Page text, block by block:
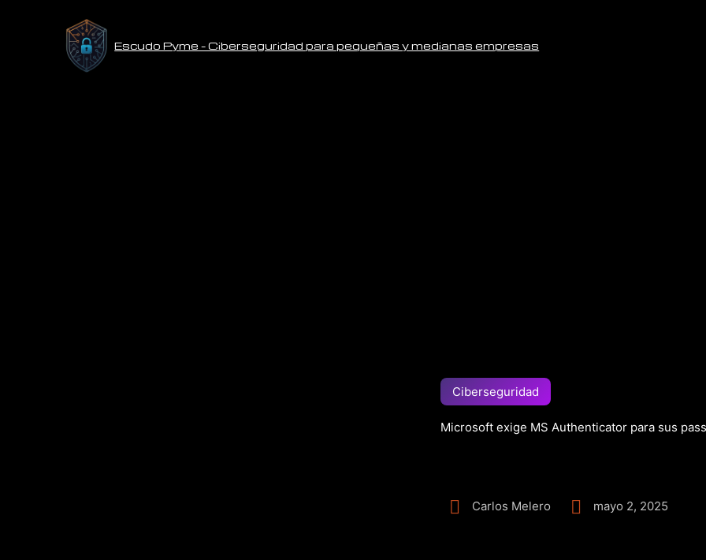
Escudo Pyme – Ciberseguridad para pequeñas y medianas empresas
Ciberseguridad
Microsoft exige MS Authenticator para sus
Carlos Melero mayo 2, 2025